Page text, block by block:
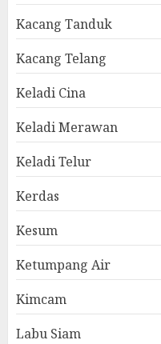
Kacang Tanduk
Kacang Telang
Keladi Cina
Keladi Merawan
Keladi Telur
Kerdas
Kesum
Ketumpang Air
Kimcam
Labu Siam